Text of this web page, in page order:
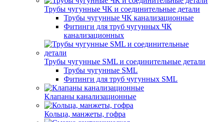
Трубы чугунные ЧК и соединительные детали
Трубы чугунные ЧК канализационные
Фитинги для труб чугунных ЧК
канализационных
Трубы чугунные SML и соединительные детали
Трубы чугунные SML
Фитинги для труб чугунных SML
Клапаны канализационные
Кольца, манжеты, гофра